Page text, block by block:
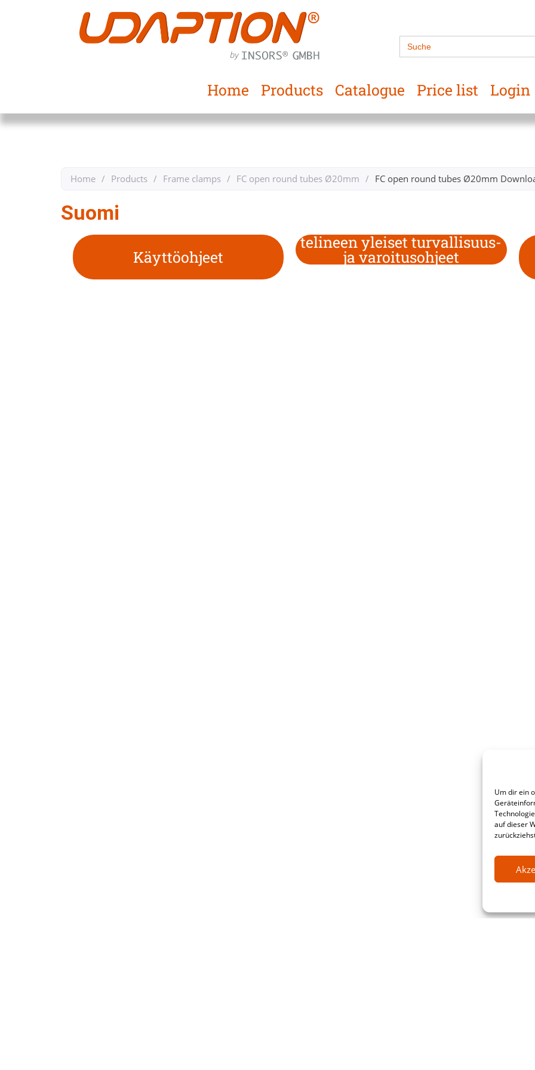
Um dir ein
auf dieser
Search
for:
Home Products Catalogue Price list Login
Home / Products / Frame clamps / FC open round tubes Ø20mm / FC open round tubes Ø20mm
Suomi
Käyttöohjeet
telineen yleiset turvallisuus-
ja varoitusohjeet